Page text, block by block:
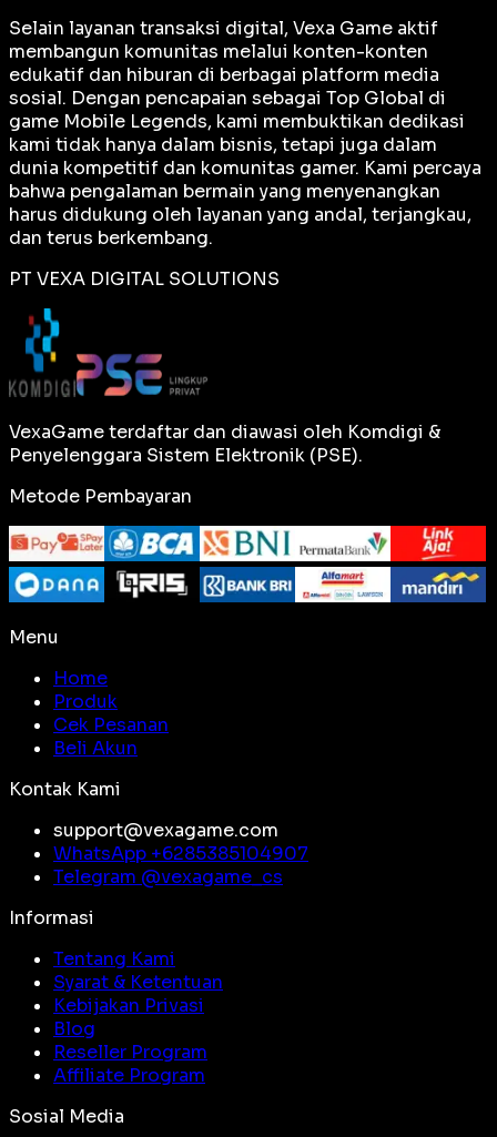
Selain layanan transaksi digital, Vexa Game aktif
membangun komunitas melalui konten-konten
edukatif dan hiburan di berbagai platform media
sosial. Dengan pencapaian sebagai Top Global di
game Mobile Legends, kami membuktikan dedikasi
kami tidak hanya dalam bisnis, tetapi juga dalam
dunia kompetitif dan komunitas gamer. Kami percaya
bahwa pengalaman bermain yang menyenangkan
harus didukung oleh layanan yang andal, terjangkau,
dan terus berkembang.
PT VEXA DIGITAL SOLUTIONS
VexaGame terdaftar dan diawasi oleh Komdigi &
Penyelenggara Sistem Elektronik (PSE).
Metode Pembayaran
Menu
Home
Produk
Cek Pesanan
Beli Akun
Kontak Kami
support@vexagame.com
WhatsApp +6285385104907
Telegram @vexagame_cs
Informasi
Tentang Kami
Syarat & Ketentuan
Kebijakan Privasi
Blog
Reseller Program
Affiliate Program
Sosial Media